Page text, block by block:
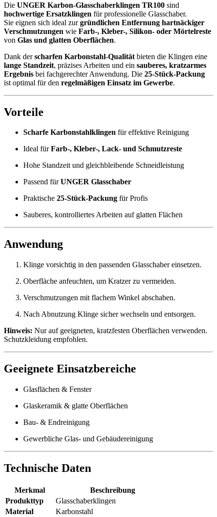
Die UNGER Karbon-Glasschaberklingen TR100 sind
hochwertige Ersatzklingen für professionelle Glasschaber.
Sie eignen sich ideal zurgründlichen Entfernung hartnäckiger
Verschmutzungen wie Farb-, Kleber-, Silikon- oder Mörtelreste
von Glas und glatten Oberflächen.
Dank derscharfen Karbonstahl-Qualität bieten die Klingen eine
lange Standzeit, präzises Arbeiten und ein sauberes, kratzarmes
Ergebnis bei fachgerechter Anwendung. Die 25-Stück-Packung
ist optimal für den regelmäßigen Einsatz im Gewerbe.
Vorteile
Scharfe Karbonstahlklingen für effektive Reinigung
Ideal fürFarb-, Kleber-, Lack- und Schmutzreste
Hohe Standzeit und gleichbleibende Schneidleistung
Passend fürUNGER Glasschaber
Praktische 25-Stück-Packung für Profis
Sauberes, kontrolliertes Arbeiten auf glatten Flächen
Anwendung
Klinge vorsichtig in den passenden Glasschaber einsetzen.
Oberfläche anfeuchten, um Kratzer zu vermeiden.
Verschmutzungen mit flachem Winkel abschaben.
Nach Abnutzung Klinge sicher wechseln und entsorgen.
Hinweis: Nur auf geeigneten, kratzfesten Oberflächen verwenden.
Schutzkleidung empfohlen.
Geeignete Einsatzbereiche
Glasflächen & Fenster
Glaskeramik & glatte Oberflächen
Bau- & Endreinigung
Gewerbliche Glas- und Gebäudereinigung
Technische Daten
Merkmal
Beschreibung
Produkttyp
Glasschaberklingen
Material
Karbonstahl